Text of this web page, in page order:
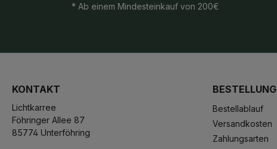
* Ab einem Mindesteinkauf von 200€
KONTAKT
Lichtkarree
Föhringer Allee 87
85774 Unterföhring
BESTELLUNG
Bestellablauf
Versandkosten
Zahlungsarten